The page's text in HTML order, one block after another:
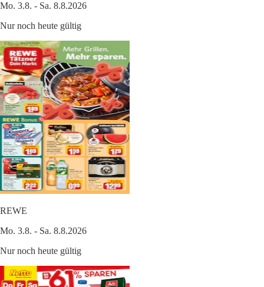
Mo. 3.8. - Sa. 8.8.2026
Nur noch heute gültig
REWE
Mo. 3.8. - Sa. 8.8.2026
Nur noch heute gültig